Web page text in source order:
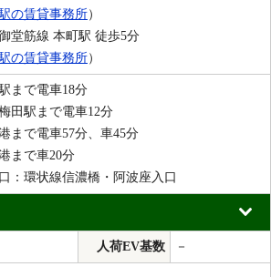
の賃貸事務所）
堂筋線 本町駅 徒歩5分
の賃貸事務所）
まで電車18分
田駅まで電車12分
まで電車57分、車45分
まで車20分
：環状線信濃橋・阿波座入口
人荷EV基数 －